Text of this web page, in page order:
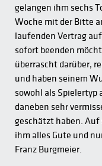
gelangen ihm sechs
Woche mit der Bitte
laufenden Vertrag
sofort beenden
überrascht darüber,
und haben seinem
sowohl als Spielertyp
daneben sehr
geschätzt haben.
ihm alles Gute und
Franz Burgmeier.